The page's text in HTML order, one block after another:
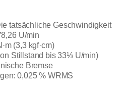
tatsächliche Geschwindigkeit
U/min
(3,3 kgf·cm)
Stillstand bis 33⅓ U/min)
Bremse
0,025 % WRMS